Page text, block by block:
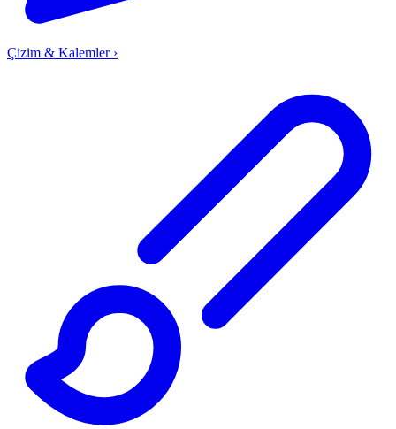
Çizim & Kalemler ›